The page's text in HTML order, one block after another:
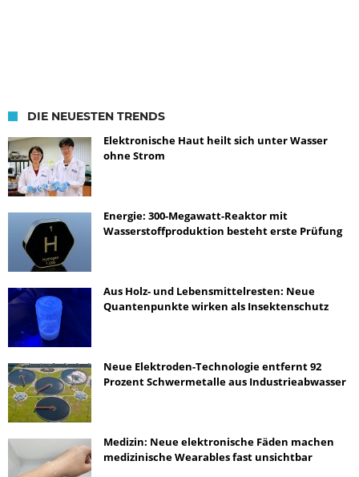
DIE NEUESTEN TRENDS
Elektronische Haut heilt sich unter Wasser
ohne Strom
Energie: 300-Megawatt-Reaktor mit
Wasserstoffproduktion besteht erste Prüfung
Aus Holz- und Lebensmittelresten: Neue
Quantenpunkte wirken als Insektenschutz
Neue Elektroden-Technologie entfernt 92
Prozent Schwermetalle aus Industrieabwasser
Medizin: Neue elektronische Fäden machen
medizinische Wearables fast unsichtbar